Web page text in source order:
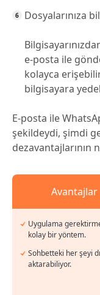
Dosyalarınıza
e-posta ile
kolayca
bilgisayara
E-posta ile
şekildeydi, şimdi
dezavantajlarının
Avantajlar
Uygulama
kolay bir yöntem.
Sohbetteki her şeyi
aktarabiliyor.